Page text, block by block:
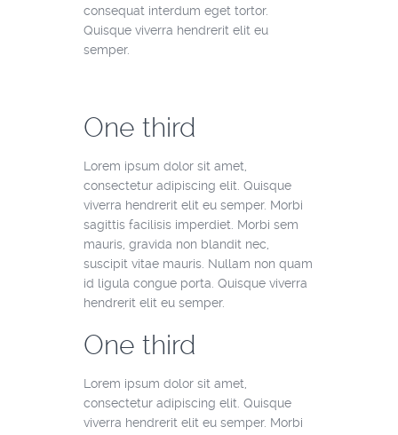
consequat interdum eget tortor.
Quisque viverra hendrerit elit eu
semper.
One third
Lorem ipsum dolor sit amet,
consectetur adipiscing elit. Quisque
viverra hendrerit elit eu semper. Morbi
sagittis facilisis imperdiet. Morbi sem
mauris, gravida non blandit nec,
suscipit vitae mauris. Nullam non quam
id ligula congue porta. Quisque viverra
hendrerit elit eu semper.
One third
Lorem ipsum dolor sit amet,
consectetur adipiscing elit. Quisque
viverra hendrerit elit eu semper. Morbi